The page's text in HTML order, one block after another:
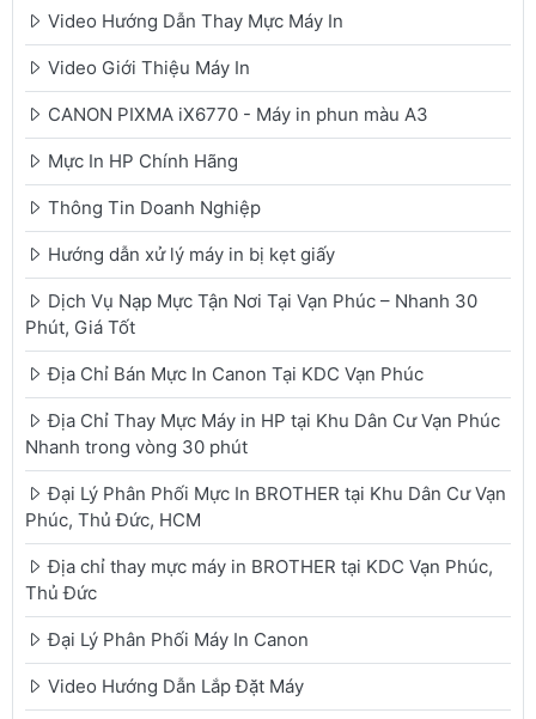
Video Hướng Dẫn Thay Mực Máy In
Video Giới Thiệu Máy In
CANON PIXMA iX6770 - Máy in phun màu A3
Mực In HP Chính Hãng
Thông Tin Doanh Nghiệp
Hướng dẫn xử lý máy in bị kẹt giấy
Dịch Vụ Nạp Mực Tận Nơi Tại Vạn Phúc – Nhanh 30
Phút, Giá Tốt
Địa Chỉ Bán Mực In Canon Tại KDC Vạn Phúc
Địa Chỉ Thay Mực Máy in HP tại Khu Dân Cư Vạn Phúc
Nhanh trong vòng 30 phút
Đại Lý Phân Phối Mực In BROTHER tại Khu Dân Cư Vạn
Phúc, Thủ Đức, HCM
Địa chỉ thay mực máy in BROTHER tại KDC Vạn Phúc,
Thủ Đức
Đại Lý Phân Phối Máy In Canon
Video Hướng Dẫn Lắp Đặt Máy